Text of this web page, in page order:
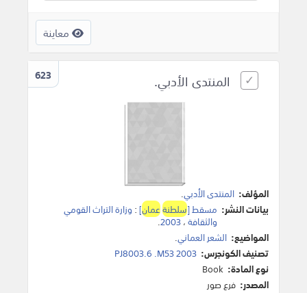
معاينة
623 المنتدى الأدبي.
المؤلف: المنتدى الأدبي.
بيانات النشر: مسقط [سلطنةعمان]
: وزارة التراث القومي
والثقافة،2003
.
المواضيع: الشعر العماني.
تصنيف الكونجرس: PJ8003.6 .M53 2003
نوع المادة: Book
المصدر: فرع صور